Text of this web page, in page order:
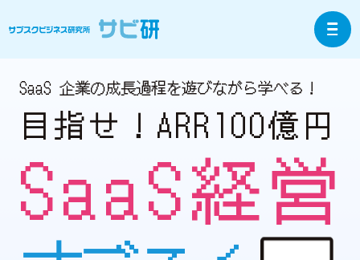
SaaS 企業の成長過程を遊びながら学べる！
目指せ！ARR100億円
SaaS経営